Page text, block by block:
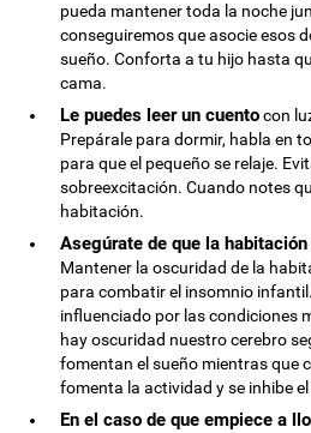
pueda mantener toda la noche
conseguiremos que asocie esos
sueño. Conforta a tu hijo hasta
cama.
Le puedes leer un cuentocon
Prepárale para dormir, habla en
para que el pequeño se relaje.
sobreexcitación. Cuando notes
habitación.
Asegúrate de que la
Mantener la oscuridad de la
para combatir el insomnio
influenciado por las condiciones
hay oscuridad nuestro cerebro
fomentan el sueño mientras que
fomenta la actividad y se inhibe
En el caso de que empiece a